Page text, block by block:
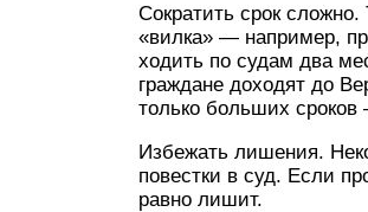
Сократить срок
«вилка» — например,
ходить по судам два
граждане доходят до
только больших сроков
Избежать лишения.
повестки в суд. Если
равно лишит.